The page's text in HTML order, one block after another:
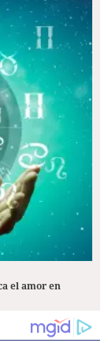
el amor en